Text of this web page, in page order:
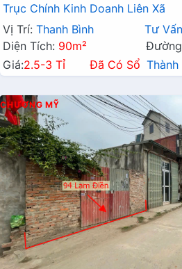
Trục Chính Kinh Doanh Liên Xã
Vị Trí: Thanh Bình Tư Vấn
Diện Tích: 90m²
Đường
Giá:2.5-3 Tỉ Đã Có Sổ
CHƯƠNG MỸ